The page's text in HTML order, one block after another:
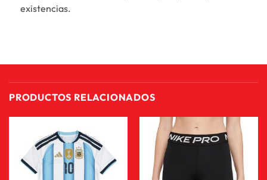
existencias.
PRODUCTOS RELACIONADOS